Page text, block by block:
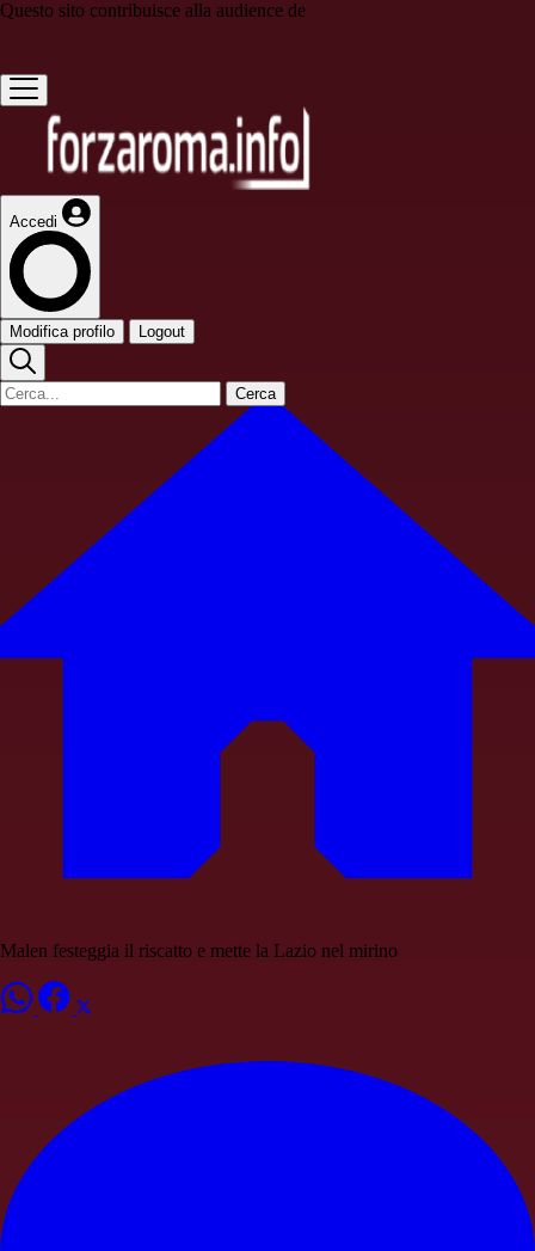
Questo sito contribuisce alla audience de
Accedi
Modifica profilo Logout
Cerca
Malen festeggia il riscatto e mette la Lazio nel mirino